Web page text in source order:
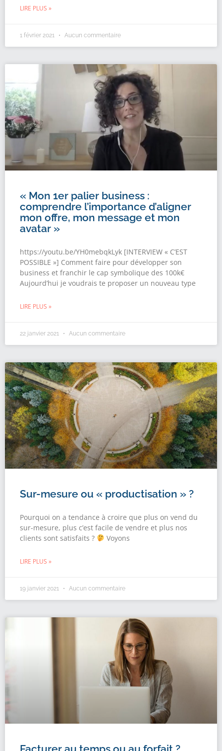
LIRE PLUS »
1 février 2021 Aucun commentaire
« Mon 1er palier business :
comprendre l’importance d’aligner
mon offre, mon message et mon
avatar »
https://youtu.be/YH0mebqkLyk [INTERVIEW « C’EST
POSSIBLE »] Comment faire pour développer son
business et franchir le cap symbolique des 100k€
Aujourd’hui je voudrais te proposer un nouveau type
LIRE PLUS »
22 janvier 2021 Aucun commentaire
Sur-mesure ou « productisation » ?
Pourquoi on a tendance à croire que plus on vend du
sur-mesure, plus c’est facile de vendre et plus nos
clients sont satisfaits ?
Voyons
LIRE PLUS »
19 janvier 2021 Aucun commentaire